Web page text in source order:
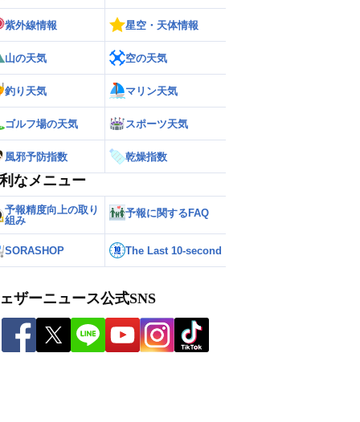
紫外線情報 星空・天体情報
山の天気 空の天気
釣り天気 マリン天気
ゴルフ場の天気 スポーツ天気
風邪予防指数 乾燥指数
なメニュー
予報精度向上の取り
組み
予報に関するFAQ
SORASHOP The Last 10-second
ザーニュース公式SNS